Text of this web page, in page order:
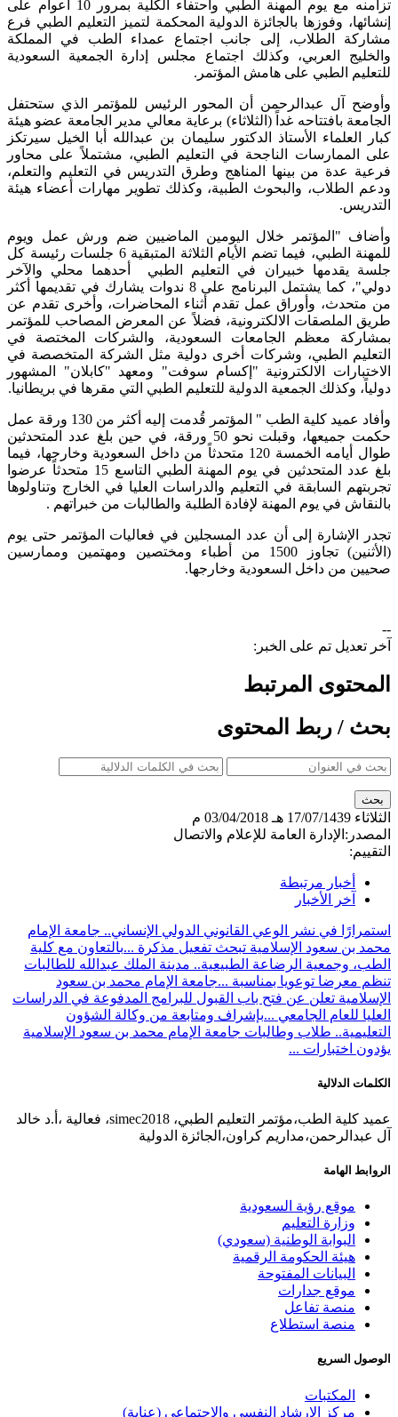
تزامنه مع يوم المهنة الطبي واحتفاء الكلية بمرور 10 أعوام على
إنشائها، وفوزها بالجائزة الدولية المحكمة لتميز التعليم الطبي فرع
مشاركة الطلاب، إلى جانب اجتماع عمداء الطب في المملكة
والخليج العربي، وكذلك اجتماع مجلس إدارة الجمعية السعودية
للتعليم الطبي على هامش المؤتمر.
وأوضح آل عبدالرحمن أن المحور الرئيس للمؤتمر الذي ستحتفل
الجامعة بافتتاحه غداً (الثلاثاء) برعاية معالي مدير الجامعة عضو هيئة
كبار العلماء الأستاذ الدكتور سليمان بن عبدالله أبا الخيل سيرتكز
على الممارسات الناجحة في التعليم الطبي، مشتملاً على محاور
فرعية عدة من بينها المناهج وطرق التدريس في التعليم والتعلم،
ودعم الطلاب، والبحوث الطبية، وكذلك تطوير مهارات أعضاء هيئة
التدريس.
وأضاف "المؤتمر خلال اليومين الماضيين ضم ورش عمل ويوم
للمهنة الطبي، فيما تضم الأيام الثلاثة المتبقية 6 جلسات رئيسة كل
جلسة يقدمها خبيران في التعليم الطبي أحدهما محلي والآخر
دولي"، كما يشتمل البرنامج على 8 ندوات يشارك في تقديمها أكثر
من متحدث، وأوراق عمل تقدم أثناء المحاضرات، وأخرى تقدم عن
طريق الملصقات الالكترونية، فضلاً عن المعرض المصاحب للمؤتمر
بمشاركة معظم الجامعات السعودية، والشركات المختصة في
التعليم الطبي، وشركات أخرى دولية مثل الشركة المتخصصة في
الاختبارات الالكترونية "إكسام سوفت" ومعهد "كابلان" المشهور
دولياً، وكذلك الجمعية الدولية للتعليم الطبي التي مقرها في بريطانيا.
وأفاد عميد كلية الطب " المؤتمر قُدمت إليه أكثر من 130 ورقة عمل
حكمت جميعها، وقبلت نحو 50 ورقة، في حين بلغ عدد المتحدثين
طوال أيامه الخمسة 120 متحدثاً من داخل السعودية وخارجها، فيما
بلغ عدد المتحدثين في يوم المهنة الطبي التاسع 15 متحدثاً عرضوا
تجربتهم السابقة في التعليم والدراسات العليا في الخارج وتناولوها
بالنقاش في يوم المهنة لإفادة الطلبة والطالبات من خبراتهم .
تجدر الإشارة إلى أن عدد المسجلين في فعاليات المؤتمر حتى يوم
(الأثنين) تجاوز 1500 من أطباء ومختصين ومهتمين وممارسين
صحيين من داخل السعودية وخارجها.
--
آخر تعديل تم على الخبر:
المحتوى المرتبط
بحث / ربط المحتوى
الثلاثاء 17/07/1439 هـ
03/04/2018 م
المصدر: الإدارة العامة للإعلام والاتصال
التقييم:
أخبار مرتبطة
آخر الأخبار
استمرارًا في نشر الوعي القانوني الدولي الإنساني.. جامعة الإمام
محمد بن سعود الإسلامية تبحث تفعيل مذكرة ...بالتعاون مع كلية
الطب، وجمعية الرضاعة الطبيعية.. مدينة الملك عبدالله للطالبات
تنظم معرضا توعويا بمناسبة ...جامعة الإمام محمد بن سعود
الإسلامية تعلن عن فتح باب القبول للبرامج المدفوعة في الدراسات
العليا للعام الجامعي ...بإشراف ومتابعة من وكالة الشؤون
التعليمية.. طلاب وطالبات جامعة الإمام محمد بن سعود الإسلامية
يؤدون اختبارات ...
الكلمات الدلالية
عميد كلية الطب،مؤتمر التعليم الطبي، simec2018، فعالية ،أ.د خالد
آل عبدالرحمن،مداريم كراون،الجائزة الدولية
الروابط الهامة
موقع رؤية السعودية
وزارة التعليم
البوابة الوطنية (سعودي)
هيئة الحكومة الرقمية
البيانات المفتوحة
موقع جدارات
منصة تفاعل
منصة استطلاع
الوصول السريع
المكتبات
مركز الإرشاد النفسي والاجتماعي (عناية)